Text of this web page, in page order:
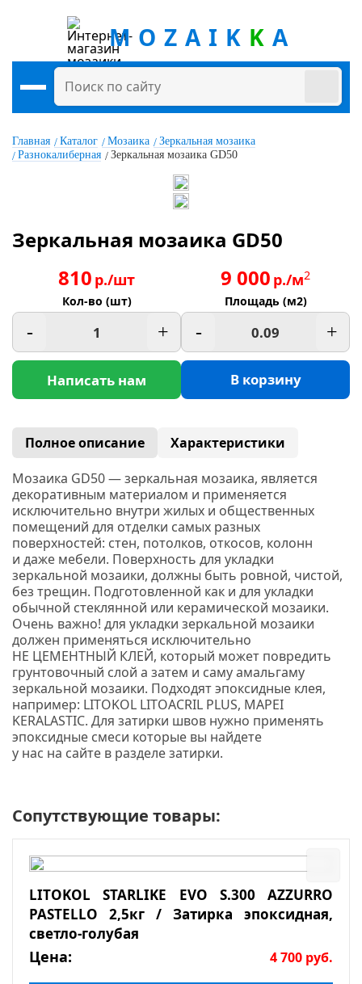
MOZAIK K A
Главная Каталог Мозаика
Зеркальная мозаика
Разнокалиберная
Зеркальная мозаика GD50
Зеркальная мозаика GD50
810 р./шт
Кол-во (шт)
- +
Написать нам
9 000 р./м2
Площадь (м2)
- +
В корзину
Полное описание
Характеристики
Мозаика GD50 —зеркальная мозаика, является
декоративным материалом и применяется
исключительно внутри жилых и общественных
помещений для отделки самых разных
поверхностей: стен, потолков, откосов, колонн
и даже мебели. Поверхность для укладки
зеркальной мозаики, должны быть ровной, чистой,
без трещин. Подготовленной как и для укладки
обычной стеклянной или керамической мозаики.
Очень важно! для укладки зеркальной мозаики
должен применяться исключительно
НЕ ЦЕМЕНТНЫЙ КЛЕЙ, который может повредить
грунтовочный слой а затем и саму амальгаму
зеркальной мозаики. Подходят эпоксидные клея,
например: LITOKOL LITOACRIL PLUS, MAPEI
KERALASTIC. Для затирки швов нужно применять
эпоксидные смеси которые вы найдете
у нас на сайте в разделе затирки.
Сопутствующие товары:
LITOKOL STARLIKE EVO S.300 AZZURRO
PASTELLO 2,5кг / Затирка эпоксидная,
светло-голубая
Цена: 4 700 руб.